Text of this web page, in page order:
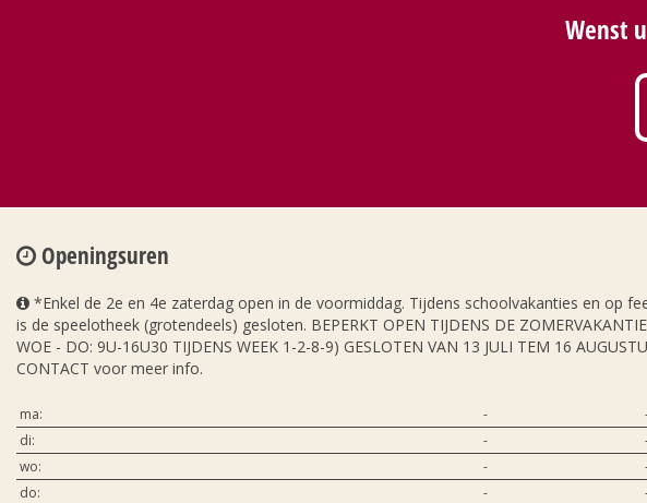
Wenst
Openingsuren
*Enkel de 2e en 4e zaterdag open in de voormiddag. Tijdens schoolvakanties en op
is de speelotheek (grotendeels) gesloten. BEPERKT OPEN TIJDENS DE
WOE - DO: 9U-16U30 TIJDENS WEEK 1-2-8-9) GESLOTEN VAN 13 JULI TEM 16
CONTACT voor meer info.
ma: -
di:
-
wo:
-
do:
-